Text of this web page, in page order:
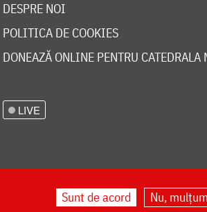
DESPRE NOI
POLITICA DE COOKIES
DONEAZĂ ONLINE PENTRU CATEDRALA
LIVE
Sunt de acord Nu,